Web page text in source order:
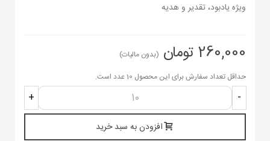
ویژه یادبود، تقدیر و هدیه
260,000 تومان
(بدون مالیات)
حداقل تعداد سفارش برای این محصول 10 عدد است.
-
+
افزودن به سبد خرید